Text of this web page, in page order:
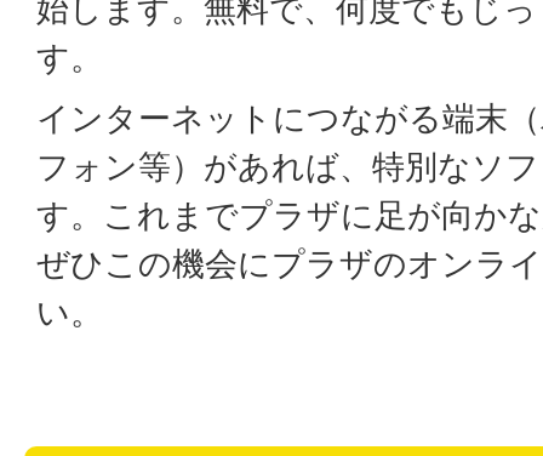
始します。無料で、何度でもじ
す。
インターネットにつながる端末
フォン等）があれば、特別なソ
す。これまでプラザに足が向か
ぜひこの機会にプラザのオンラ
い。